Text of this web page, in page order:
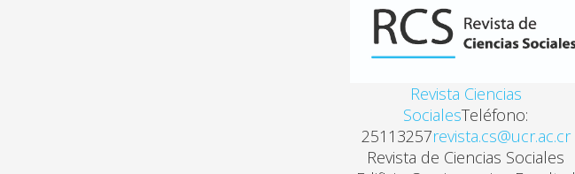
Revista Ciencias
SocialesTeléfono:
25113257revista.cs@ucr.ac.cr
Revista de Ciencias Sociales